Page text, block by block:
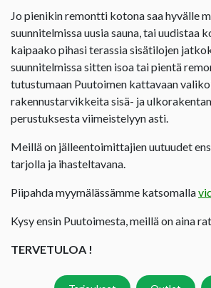
Jo pienikin remontti kotona saa hyvälle
suunnitelmissa uusia sauna, tai uudistaa
kaipaako pihasi terassia sisätilojen
suunnitelmissa sitten isoa tai pientä
tutustumaan Puutoimen kattavaan
rakennustarvikkeita sisä- ja
perustuksesta viimeistelyyn asti.
Meillä on jälleentoimittajien uutuudet
tarjolla ja ihasteltavana.
Piipahda myymälässämme katsomalla
Kysy ensin Puutoimesta, meillä on aina
TERVETULOA !